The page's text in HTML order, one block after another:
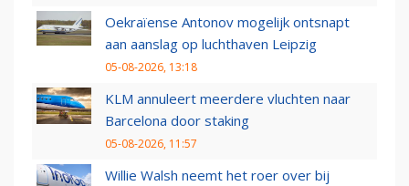
Oekraïense Antonov mogelijk ontsnapt
aan aanslag op luchthaven Leipzig
05-08-2026, 13:18
KLM annuleert meerdere vluchten naar
Barcelona door staking
05-08-2026, 11:57
Willie Walsh neemt het roer over bij